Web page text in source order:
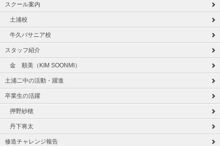
スクール案内
土浦校
牛久パサニア校
スタッフ紹介
金 順美（KIM SOONMI）
土浦二中の活動・躍進
卒業生の活躍
押野紗穂
丹下将太
修造チャレンジ報告